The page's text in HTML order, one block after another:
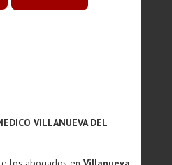
VILLANUEVA DEL